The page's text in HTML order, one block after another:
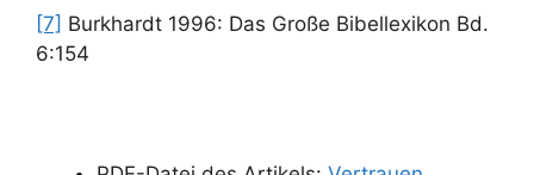
[7] Burkhardt 1996: Das Große Bibellexikon Bd.
6:154